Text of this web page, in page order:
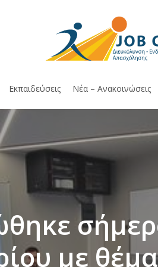
Εκπαιδεύσεις Νέα – Ανακοινώσεις
με